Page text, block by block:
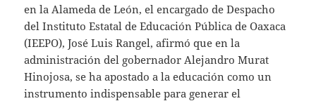
en la Alameda de León, el encargado de Despacho
del Instituto Estatal de Educación Pública de Oaxaca
(IEEPO), José Luis Rangel, afirmó que en la
administración del gobernador Alejandro Murat
Hinojosa, se ha apostado a la educación como un
instrumento indispensable para generar el